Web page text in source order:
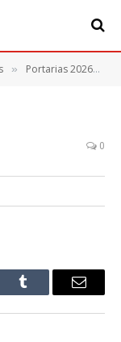
» Portarias 2026
0
Tumblr
E-